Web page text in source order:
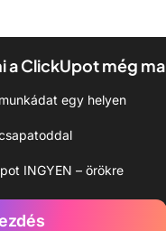
a ClickUpot még ma
egy helyen
INGYEN – örökre